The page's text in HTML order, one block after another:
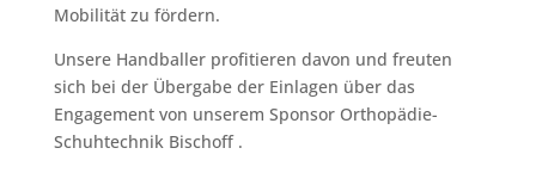
Mobilität zu fördern.
Unsere Handballer profitieren davon und freuten
sich bei der Übergabe der Einlagen über das
Engagement von unserem Sponsor Orthopädie-
Schuhtechnik Bischoff .